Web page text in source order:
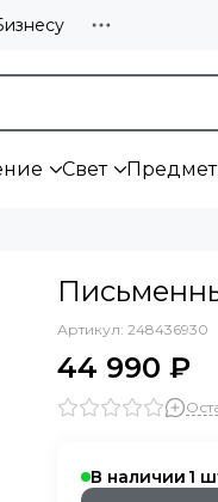
Свет
Артикул: 248436930
44 990 ₽
В наличии 1